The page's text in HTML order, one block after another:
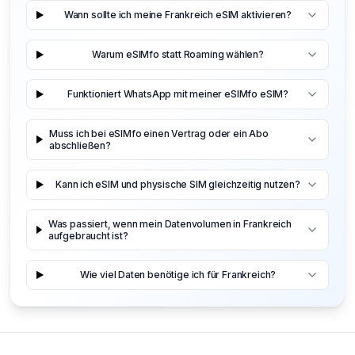
Wann sollte ich meine Frankreich eSIM aktivieren?
Warum eSIMfo statt Roaming wählen?
Funktioniert WhatsApp mit meiner eSIMfo eSIM?
Muss ich bei eSIMfo einen Vertrag oder ein Abo
abschließen?
Kann ich eSIM und physische SIM gleichzeitig nutzen?
Was passiert, wenn mein Datenvolumen in Frankreich
aufgebraucht ist?
Wie viel Daten benötige ich für Frankreich?